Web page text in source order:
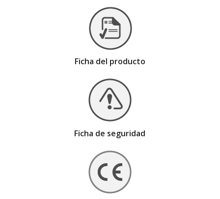
Ficha del producto
Ficha de seguridad